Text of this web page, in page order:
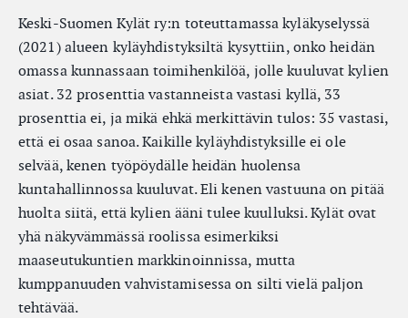
Keski-Suomen Kylät ry:n toteuttamassa kyläkyselyssä
(2021) alueen kyläyhdistyksiltä kysyttiin, onko heidän
omassa kunnassaan toimihenkilöä, jolle kuuluvat kylien
asiat. 32 prosenttia vastanneista vastasi kyllä, 33
prosenttia ei, ja mikä ehkä merkittävin tulos: 35 vastasi,
että ei osaa sanoa. Kaikille kyläyhdistyksille ei ole
selvää, kenen työpöydälle heidän huolensa
kuntahallinnossa kuuluvat. Eli kenen vastuuna on pitää
huolta siitä, että kylien ääni tulee kuulluksi. Kylät ovat
yhä näkyvämmässä roolissa esimerkiksi
maaseutukuntien markkinoinnissa, mutta
kumppanuuden vahvistamisessa on silti vielä paljon
tehtävää.